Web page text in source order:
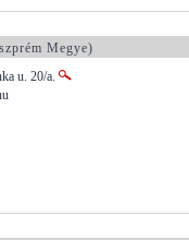
Megye)
u. 20/a.